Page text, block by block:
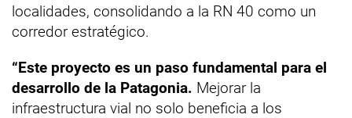
localidades, consolidando a la RN 40 como un
corredor estratégico.
“Este proyecto es un paso fundamental para el
desarrollo de la Patagonia. Mejorar la
infraestructura vial no solo beneficia a los